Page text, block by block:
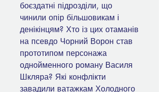
боєздатні підрозділи, що
чинили опір більшовикам і
денікінцям? Хто із цих отаманів
на псевдо Чорний Ворон став
прототипом персонажа
однойменного роману Василя
Шкляра? Які конфлікти
завадили ватажкам Холодного